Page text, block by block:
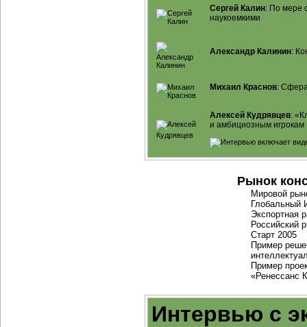
Сергей Калин: По мере
наукоемкими
Александр Калинин:
Михаил Краснов:
Алексей Кудрявцев:
и амбициозным игрокам
Рынок
Мировой
Глобальный
Экспортная
Российский
Старт 2005
Пример
Пример
«Ренессанс
Интервью с